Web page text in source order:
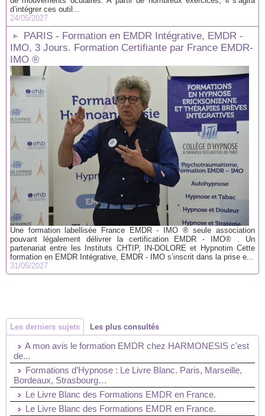
d’intégrer ces outil...
24/05/2027
PARIS - Formation en EMDR Intégrative, EMDR -
IMO, 3 Jours. Formation Certifiante par France EMDR-
IMO ®
Une formation labellisée France EMDR - IMO ® seule association
pouvant légalement délivrer la certification EMDR - IMO® . Un
partenariat entre les Instituts CHTIP, IN-DOLORE et Hypnotim Cette
formation en EMDR Intégrative, EMDR - IMO s’inscrit dans la prise e...
31/05/2027
Les derniers sujets Les plus consultés
A mon avis le formation EMDR chez HARMONESIS c'est
de...
Formations d’Hypnose : Le Livre Blanc. Paris, Marseille,
Bordeaux, Strasbourg…
Le Livre Blanc des Formations EMDR en France.
Le Livre Blanc des Formations EMDR en France.